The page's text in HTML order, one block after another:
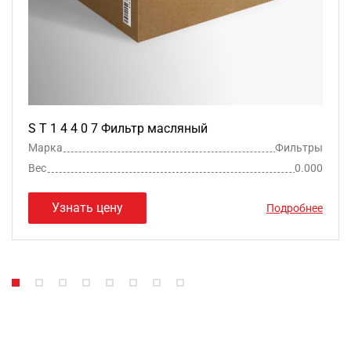
S T 1 4 4 0 7 Фильтр масляный
Марка
Фильтры
Вес
0.000
Узнать цену Подробнее